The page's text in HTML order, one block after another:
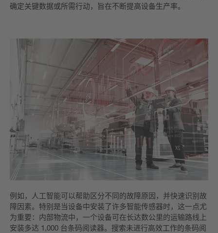
确定关键数据或所需行动，旨在不断提高设备生产率。
例如，人工智能可以帮助区分不同的故障原因，并快速识别故
障因素。特别是当设备中安装了许多智能传感器时，这一点尤
为重要：内部物流中，一个设备可在长达数公里的运输路线上
安装多达 1,000 台条码阅读器。搜索未进行高效工作的条码阅